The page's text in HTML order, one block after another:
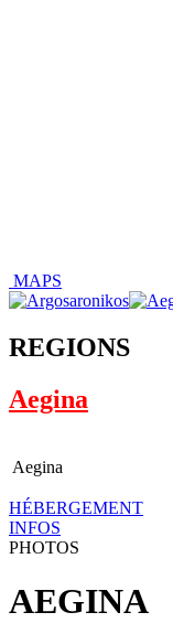
MAPS
REGIONS
Aegina
Aegina
HÉBERGEMENT
INFOS
PHOTOS
AEGINA